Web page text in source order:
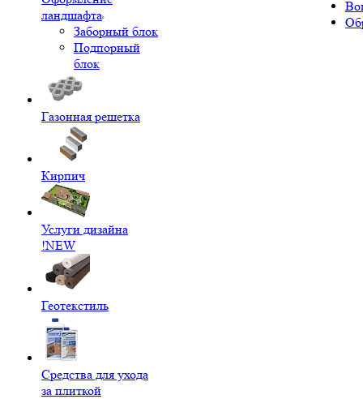
ландшафта
Заборный блок
Подпорный
блок
Газонная решетка
Кирпич
Услуги дизайна
!NEW
Геотекстиль
Средства для ухода
за плиткой